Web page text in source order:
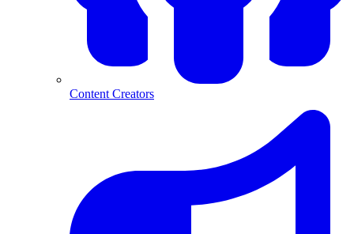
Content Creators